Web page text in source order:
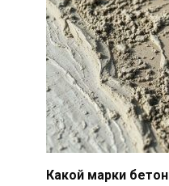
Какой марки